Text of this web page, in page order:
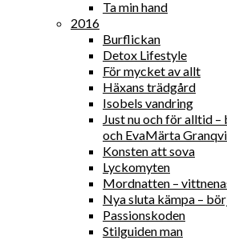
Ta min hand
2016
Burflickan
Detox Lifestyle
För mycket av allt
Häxans trädgård
Isobels vandring
Just nu och för alltid
och EvaMärta
Konsten att sova
Lyckomyten
Mordnatten –
Nya sluta kämpa –
Passionskoden
Stilguiden man